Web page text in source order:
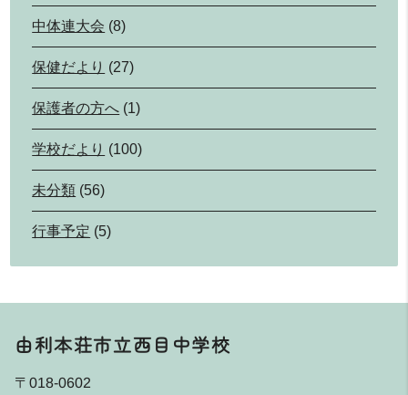
中体連大会 (8)
保健だより (27)
保護者の方へ (1)
学校だより (100)
未分類 (56)
行事予定 (5)
由利本荘市立西目中学校
〒018-0602